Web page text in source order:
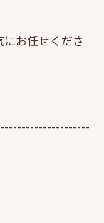
お任せくださ